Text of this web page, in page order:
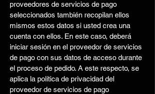
proveedores de servicios de pago
seleccionados también recopilan ellos
mismos estos datos si usted crea una
cuenta con ellos. En este caso, deberá
iniciar sesión en el proveedor de servicios
de pago con sus datos de acceso durante
el proceso de pedido. A este respecto, se
aplica la política de privacidad del
proveedor de servicios de pago